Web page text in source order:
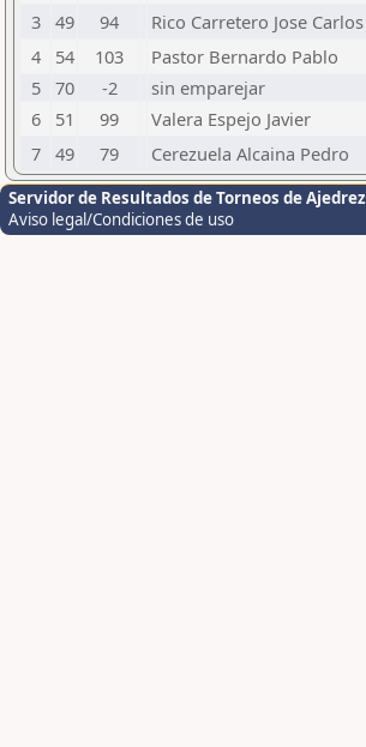
3 49 94 Rico Carretero Jose Carlos
4
54 103 Pastor Bernardo Pablo
5 70 -2 sin emparejar
6
51 99 Valera Espejo Javier
7 49 79 Cerezuela Alcaina Pedro
Servidor de Resultados de Torneos de Ajedrez
Aviso legal/Condiciones de uso